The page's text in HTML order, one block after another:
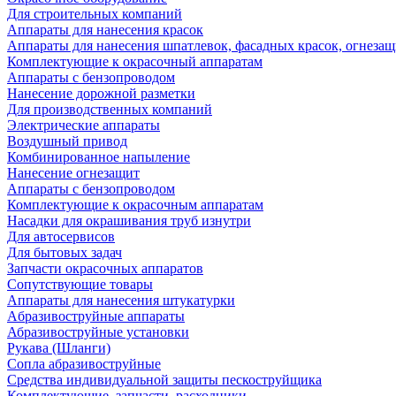
Для строительных компаний
Аппараты для нанесения красок
Аппараты для нанесения шпатлевок, фасадных красок,
Комплектующие к окрасочный аппаратам
Аппараты с бензопроводом
Нанесение дорожной разметки
Для производственных компаний
Электрические аппараты
Воздушный привод
Комбинированное напыление
Нанесение огнезащит
Аппараты с бензопроводом
Комплектующие к окрасочным аппаратам
Насадки для окрашивания труб изнутри
Для автосервисов
Для бытовых задач
Запчасти окрасочных аппаратов
Сопутствующие товары
Аппараты для нанесения штукатурки
Aбразивоструйные аппараты
Абразивоструйные установки
Рукава (Шланги)
Сопла абразивоструйные
Средства индивидуальной защиты пескоструйщика